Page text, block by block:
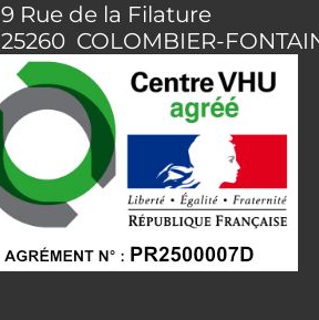
9 Rue de la Filature
25260 COLOMBIER-